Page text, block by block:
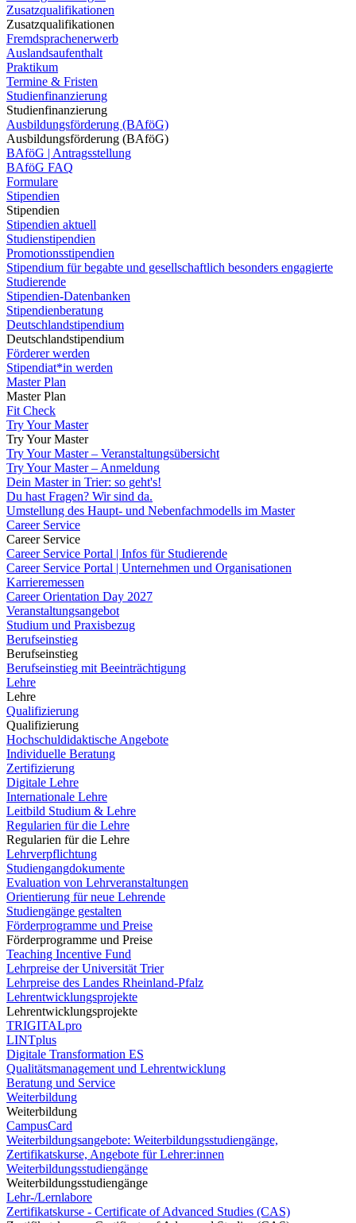
Zusatzqualifikationen
Zusatzqualifikationen
Fremdsprachenerwerb
Auslandsaufenthalt
Praktikum
Termine & Fristen
Studienfinanzierung
Studienfinanzierung
Ausbildungsförderung (BAföG)
Ausbildungsförderung (BAföG)
BAföG | Antragsstellung
BAföG FAQ
Formulare
Stipendien
Stipendien
Stipendien aktuell
Studienstipendien
Promotionsstipendien
Stipendium für begabte und gesellschaftlich besonders engagierte
Studierende
Stipendien-Datenbanken
Stipendienberatung
Deutschlandstipendium
Deutschlandstipendium
Förderer werden
Stipendiat*in werden
Master Plan
Master Plan
Fit Check
Try Your Master
Try Your Master
Try Your Master – Veranstaltungsübersicht
Try Your Master – Anmeldung
Dein Master in Trier: so geht's!
Du hast Fragen? Wir sind da.
Umstellung des Haupt- und Nebenfachmodells im Master
Career Service
Career Service
Career Service Portal | Infos für Studierende
Career Service Portal | Unternehmen und Organisationen
Karrieremessen
Career Orientation Day 2027
Veranstaltungsangebot
Studium und Praxisbezug
Berufseinstieg
Berufseinstieg
Berufseinstieg mit Beeinträchtigung
Lehre
Lehre
Qualifizierung
Qualifizierung
Hochschuldidaktische Angebote
Individuelle Beratung
Zertifizierung
Digitale Lehre
Internationale Lehre
Leitbild Studium & Lehre
Regularien für die Lehre
Regularien für die Lehre
Lehrverpflichtung
Studiengangdokumente
Evaluation von Lehrveranstaltungen
Orientierung für neue Lehrende
Studiengänge gestalten
Förderprogramme und Preise
Förderprogramme und Preise
Teaching Incentive Fund
Lehrpreise der Universität Trier
Lehrpreise des Landes Rheinland-Pfalz
Lehrentwicklungsprojekte
Lehrentwicklungsprojekte
TRIGITALpro
LINTplus
Digitale Transformation ES
Qualitätsmanagement und Lehrentwicklung
Beratung und Service
Weiterbildung
Weiterbildung
CampusCard
Weiterbildungsangebote: Weiterbildungsstudiengänge,
Zertifikatskurse, Angebote für Lehrer:innen
Weiterbildungsstudiengänge
Weiterbildungsstudiengänge
Lehr-/Lernlabore
Zertifikatskurse - Certificate of Advanced Studies (CAS)